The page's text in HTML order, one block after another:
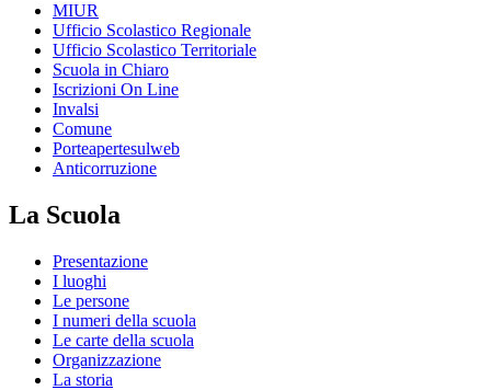
MIUR
Ufficio Scolastico Regionale
Ufficio Scolastico Territoriale
Scuola in Chiaro
Iscrizioni On Line
Invalsi
Comune
Porteapertesulweb
Anticorruzione
La Scuola
Presentazione
I luoghi
Le persone
I numeri della scuola
Le carte della scuola
Organizzazione
La storia